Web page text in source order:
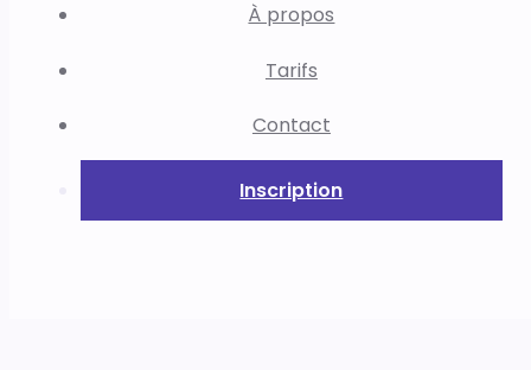
À propos
Tarifs
Contact
Inscription